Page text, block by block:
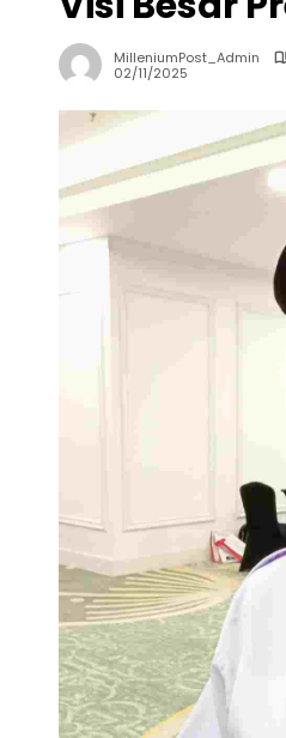
MilleniumPost_Admin
02/11/2025